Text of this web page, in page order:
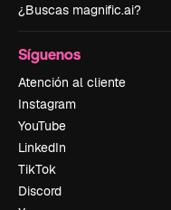
¿Buscas magnific.ai?
Síguenos
Atención al cliente
Instagram
YouTube
LinkedIn
TikTok
Discord